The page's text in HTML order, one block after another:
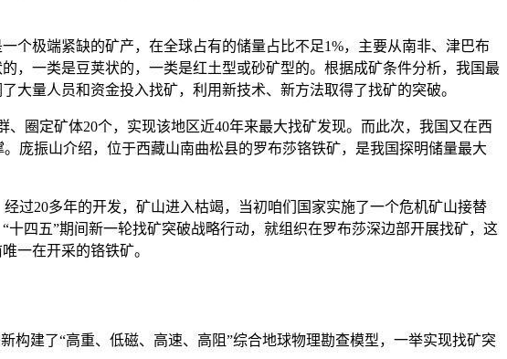
个极端紧缺的矿产，在全球占有的储量占比不足1%，主要从南非、津巴布
，一类是豆荚状的，一类是红土型或砂矿型的。根据成矿条件分析，我国最
量人员和资金投入找矿，利用新技术、新方法取得了找矿的突破。
定矿体20个，实现该地区近40年来最大找矿发现。而此次，我国又在西
庞振山介绍，位于西藏山南曲松县的罗布莎铬铁矿，是我国探明储量最大
过20多年的开发，矿山进入枯竭，当初咱们国家实施了一个危机矿山接替
四五”期间新一轮找矿突破战略行动，就组织在罗布莎深边部开展找矿，这
一在开采的铬铁矿。
建了“高重、低磁、高速、高阻”综合地球物理勘查模型，一举实现找矿突